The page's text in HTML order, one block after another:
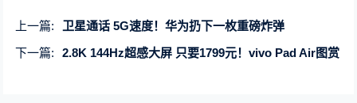
上一篇:
卫星通话 5G速度！华为扔下一枚重磅炸弹
下一篇:
2.8K 144Hz超感大屏 只要1799元！vivo Pad Air图赏